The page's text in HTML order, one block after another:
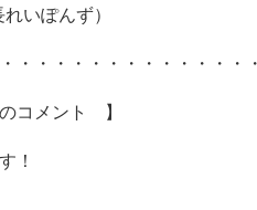
いぽんず）
・・・・・・・・・・・・・
コメント 】
！